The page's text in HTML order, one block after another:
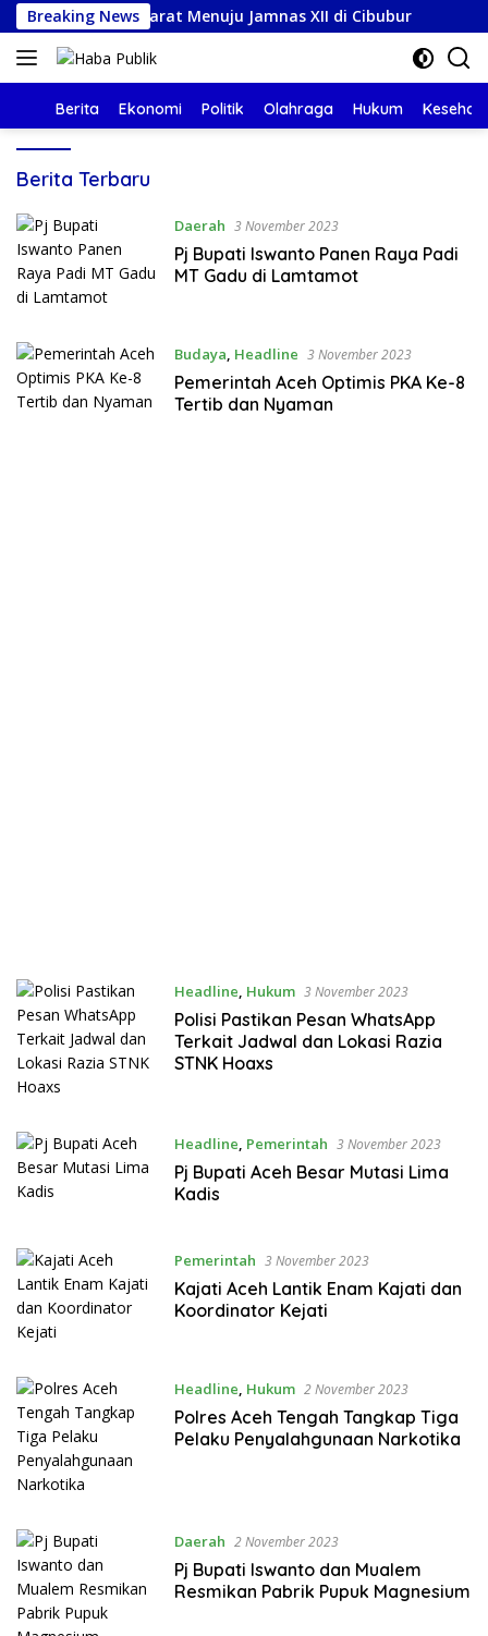
Langsung
ke
konten
Breaking NewsDarat Menuju Jamnas XII di Cibubur
Beranda
Berita Ekonomi Politik Olahraga Hukum
Haba
Berita Terbaru
Daerah 3 November 2023
Pj Bupati Iswanto Panen Raya Padi
MT Gadu di Lamtamot
Budaya, Headline 3 November 2023
Pemerintah Aceh Optimis PKA Ke-8
Tertib dan Nyaman
Headline, Hukum 3 November 2023
Polisi Pastikan Pesan WhatsApp
Terkait Jadwal dan Lokasi Razia
STNK Hoaxs
Headline, Pemerintah 3 November 2023
Pj Bupati Aceh Besar Mutasi Lima
Kadis
Pemerintah 3 November 2023
Kajati Aceh Lantik Enam Kajati dan
Koordinator Kejati
Headline, Hukum 2 November 2023
Polres Aceh Tengah Tangkap Tiga
Pelaku Penyalahgunaan Narkotika
Daerah 2 November 2023
Pj Bupati Iswanto dan Mualem
Resmikan Pabrik Pupuk Magnesium